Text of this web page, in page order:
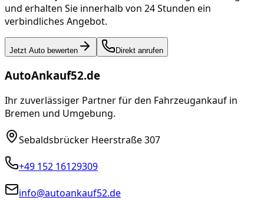
und erhalten Sie innerhalb von 24 Stunden ein
verbindliches Angebot.
Jetzt Auto bewerten Direkt anrufen
AutoAnkauf52.de
Ihr zuverlässiger Partner für den Fahrzeugankauf in
Bremen und Umgebung.
Sebaldsbrücker Heerstraße 307
+49 152 16129309
info@autoankauf52.de